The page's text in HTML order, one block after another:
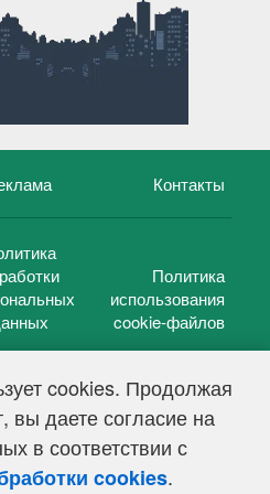
cookies. Продолжая
вы даете согласие на
в соответствии с
cookies.
Контакты
Политика
использования
cookie-файлов
— 2026 г.
СМИ Эл № ФС 77-39848, выдано
в сфере связи,
и массовых коммуникаций